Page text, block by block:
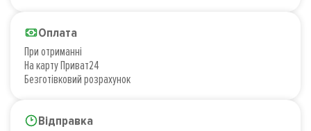
Оплата
При отриманні
На карту Приват24
Безготівковий розрахунок
Відправка